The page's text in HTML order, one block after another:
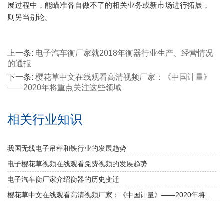
展过程中，能瞄准各自做不了的相关业务或新市场进行拓展，
则另当别论。
上一条: 电子汽车衡厂家就2018年衡器行业生产、经营情况
的通报
下一条: 樱花草中文在线观看高清视频厂家：《中国计量》
——2020年将重点关注这些领域
相关行业知识
我国无线电子吊秤和铁行业的发展趋势
电子樱花草视频在线观看免费视频的发展趋势
电子汽车衡厂家介绍衡器的历史变迁